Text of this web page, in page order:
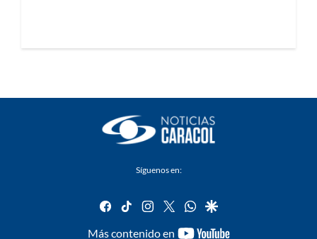
Síguenos en:
facebook
tiktok instagram
twitterwhatsapp
google
Más contenido en
youtube-